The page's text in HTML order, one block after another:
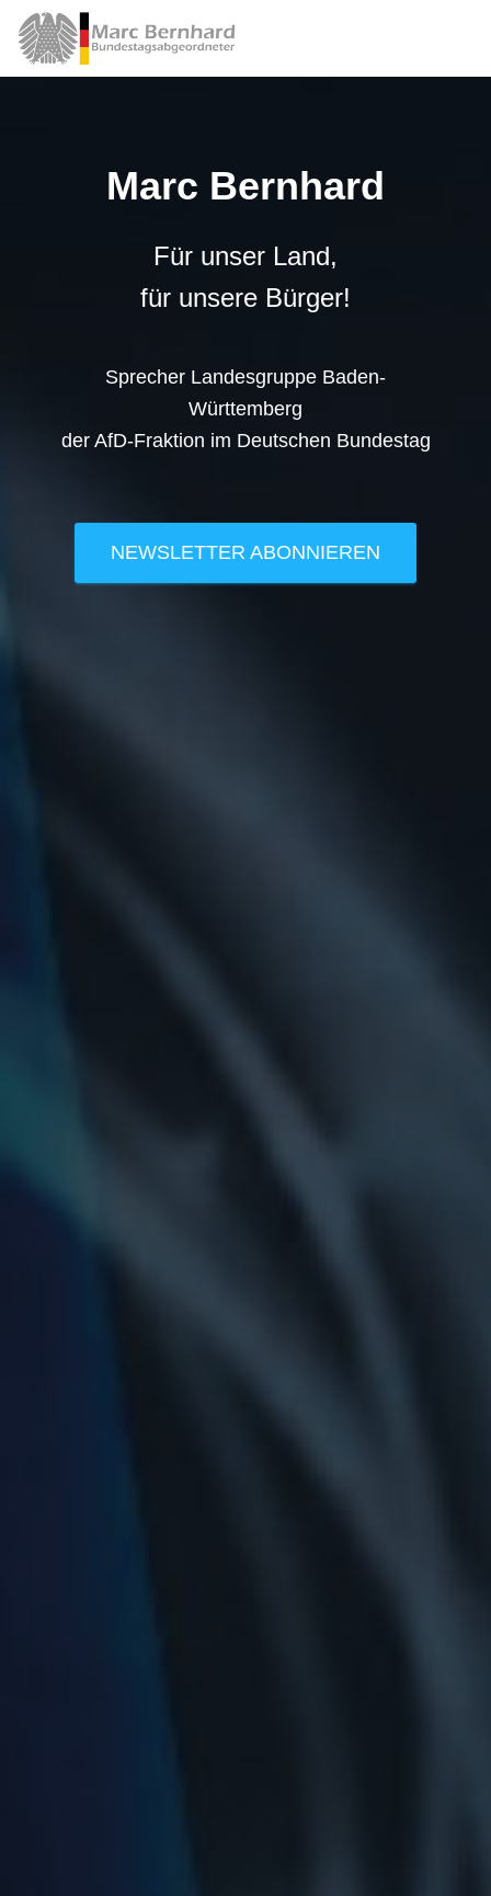
Marc Bernhard
Für unser Land,
für unsere Bürger!
Sprecher Landesgruppe Baden-
Württemberg
der AfD-Fraktion im Deutschen Bundestag
NEWSLETTER ABONNIEREN